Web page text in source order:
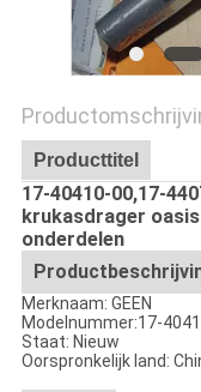
Producttitel
17-40410-00,17-
krukasdrager
onderdelen
Merknaam: GEEN
Modelnummer:17-
Staat: Nieuw
Oorspronkelijk land: